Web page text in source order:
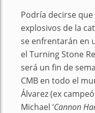
Podría decirse
explosivos de la
se enfrentarán en
el Turning Stone
será un fin de
CMB en todo el
Álvarez (ex
Michael ‘Cannon